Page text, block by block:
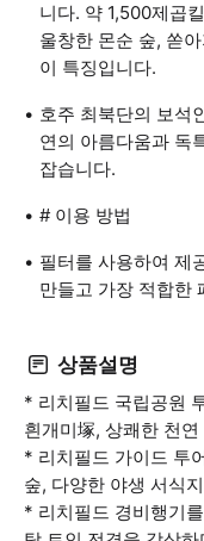
니다. 약 1,500제곱
울창한 몬순 숲, 쏟
이 특징입니다.
호주 최북단의 보석
연의 아름다움과 독
잡습니다.
# 이용 방법
필터를 사용하여 제
만들고 가장 적합한
상품설명
* 리치필드 국립공원
흰개미塚, 상쾌한 천
* 리치필드 가이드 투
숲, 다양한 야생 서식
* 리치필드 경비행기